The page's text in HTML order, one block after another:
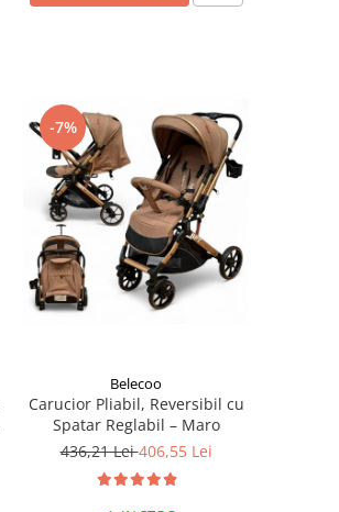
-7%
Belecoo
Carucior Pliabil, Reversibil cu
Spatar Reglabil – Maro
436,21 Lei406,55 Lei